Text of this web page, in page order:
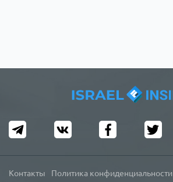
Контакты Политика конфиденциальности